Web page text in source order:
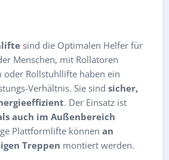
sind die Optimalen Helfer für
Menschen, mit Rollatoren
oder Rollstuhllifte haben ein
Verhältnis. Sie sind sicher,
. Der Einsatz ist
auch im Außenbereich
Plattformlifte können an
Treppen montiert werden.